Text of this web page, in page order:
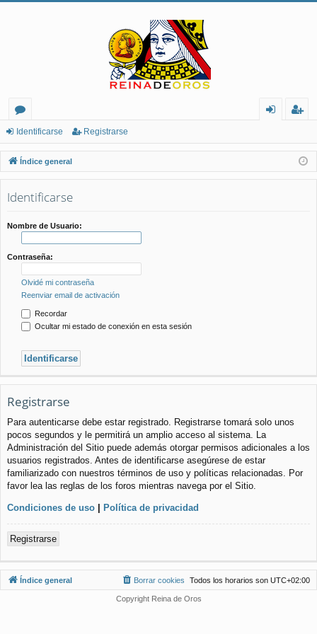
or
os
nt
ifi
ist
ra
Identificarse Registrarse
Índice general
Identificarse
Nombre de Usuario:
Contraseña:
Olvidé mi contraseña
Reenviar email de activación
Recordar
Ocultar mi estado de conexión en esta sesión
Registrarse
Para autenticarse debe estar registrado. Registrarse tomará solo unos
pocos segundos y le permitirá un amplio acceso al sistema. La
Administración del Sitio puede además otorgar permisos adicionales a los
usuarios registrados. Antes de identificarse asegúrese de estar
familiarizado con nuestros términos de uso y políticas relacionadas. Por
favor lea las reglas de los foros mientras navega por el Sitio.
Condiciones de uso | Política de privacidad
Registrarse
Índice general Todos los horarios son UTC+02:00
Borrar cookies
Copyright Reina de Oros